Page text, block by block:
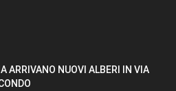
ARRIVANO NUOVI ALBERI IN VIA